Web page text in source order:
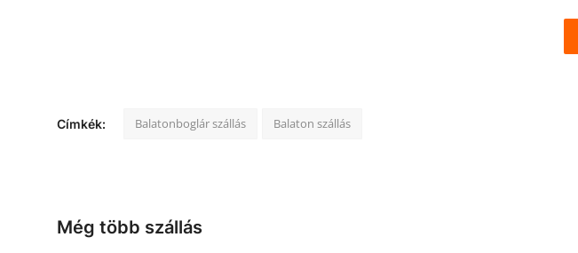
Címkék: Balatonboglár szállás Balaton szállás
Még több szállás